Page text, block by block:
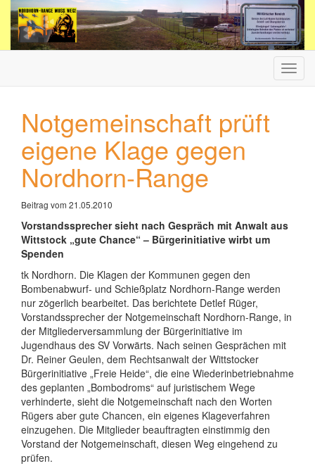
ein-/
Notgemeinschaft prüft
eigene Klage gegen
Nordhorn-Range
Beitrag vom 21.05.2010
Vorstandssprecher sieht nach Gespräch mit Anwalt aus
Wittstock „gute Chance“ – Bürgerinitiative wirbt um
Spenden
tk Nordhorn. Die Klagen der Kommunen gegen den
Bombenabwurf- und Schießplatz Nordhorn-Range werden
nur zögerlich bearbeitet. Das berichtete Detlef Rüger,
Vorstandssprecher der Notgemeinschaft Nordhorn-Range, in
der Mitgliederversammlung der Bürgerinitiative im
Jugendhaus des SV Vorwärts. Nach seinen Gesprächen mit
Dr. Reiner Geulen, dem Rechtsanwalt der Wittstocker
Bürgerinitiative „Freie Heide“, die eine Wiederinbetriebnahme
des geplanten „Bombodroms“ auf juristischem Wege
verhinderte, sieht die Notgemeinschaft nach den Worten
Rügers aber gute Chancen, ein eigenes Klageverfahren
einzugehen. Die Mitglieder beauftragten einstimmig den
Vorstand der Notgemeinschaft, diesen Weg eingehend zu
prüfen.